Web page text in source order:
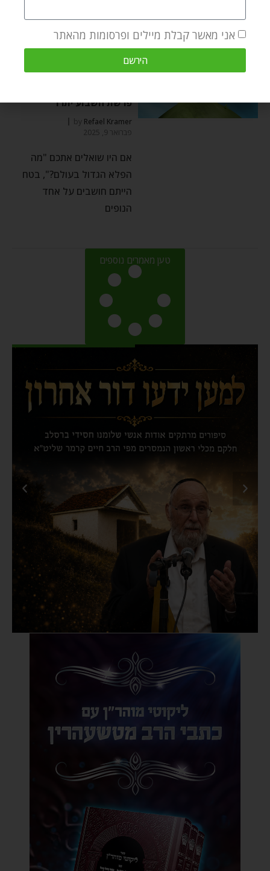
פרשת השבוע יתרו
by Refael Kramer
פברואר 9, 2025
אם היו שואלים אתכם "מה
הפלא הגדול בעולם?", בטח
הייתם חושבים על אחד
הנופים
טען מאמרים נוספים
אני מאשר קבלת מיילים ופרסומות מהאתר
הירשם